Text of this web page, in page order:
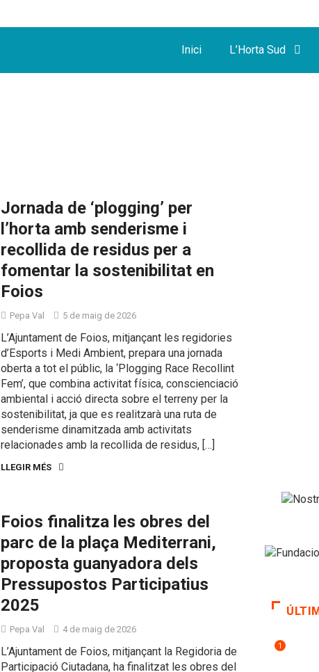
Inici L’Horta Sud
Jornada de ‘plogging’ per
l’horta amb senderisme i
recollida de residus per a
fomentar la sostenibilitat en
Foios
Pepa Val 5 de maig de 2026
L’Ajuntament de Foios, mitjançant les regidories
d’Esports i Medi Ambient, prepara una jornada
oberta a tot el públic, la ‘Plogging Race Recollint
Fem’, que combina activitat física, conscienciació
ambiental i acció directa sobre el terreny per la
sostenibilitat, ja que es realitzarà una ruta de
senderisme dinamitzada amb activitats
relacionades amb la recollida de residus, […]
LLEGIR MÉS
Foios finalitza les obres del
parc de la plaça Mediterrani,
proposta guanyadora dels
Pressupostos Participatius
2025
Pepa Val 4 de maig de 2026
L’Ajuntament de Foios, mitjançant la Regidoria de
Participació Ciutadana, ha finalitzat les obres del
1